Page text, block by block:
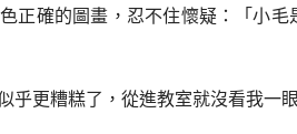
正確的圖畫，忍不住懷疑：「小
乎更糟糕了，從進教室就沒看我一